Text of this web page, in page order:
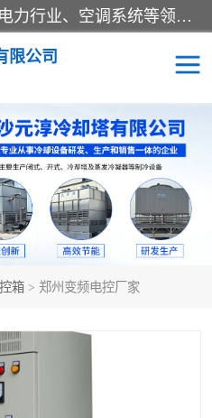
冷却塔广泛应用于工业、电力行业、空调系统等领域。在电力行业中，用于冷却发电机组的循环水；在工业生产中，如化工、冶金等行业，可降低生产过程中产生的热量；在空调系统中，为空调设备提供冷却水源
限公司
箱 > 郑州变频电控厂家
圆形冷却塔
水箱
水泵